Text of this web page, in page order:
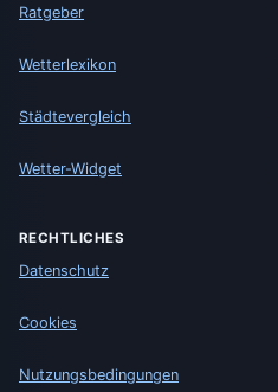
Ratgeber
Wetterlexikon
Städtevergleich
Wetter-Widget
RECHTLICHES
Datenschutz
Cookies
Nutzungsbedingungen